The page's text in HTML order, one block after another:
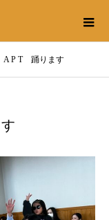
A P T 踊ります